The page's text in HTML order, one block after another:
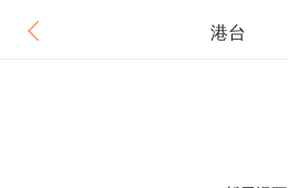
港台